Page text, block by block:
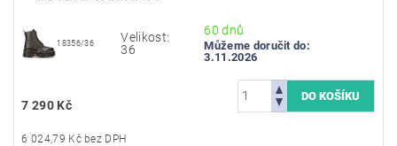
18356/36
Velikost:
36
60 dnů
Můžeme doručit do:
3.11.2026
7 290 Kč
6 024,79 Kč bez DPH